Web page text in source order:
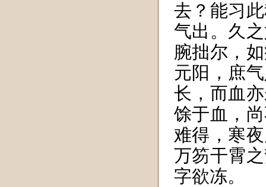
去？能习
气出。久
腕拙尔，
元阳，庶
长，而血
馀于血，
难得，寒
万笏干霄
字欲冻。